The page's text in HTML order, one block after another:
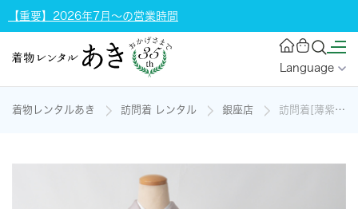
【重要】2026年7月～の営業時間
Language
着物レンタルあき 訪問着 レンタル 銀座店 訪問着[薄紫地に花かご]の着物レンタル